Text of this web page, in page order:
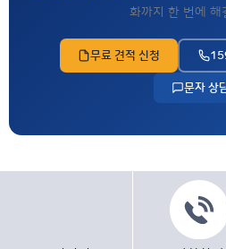
화까지 한 번에 해
무료 견적 신청
문자 상